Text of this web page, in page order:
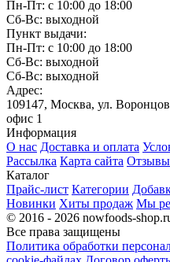
Пн-Пт: с 10:00 до 18:00
Сб-Вс: выходной
Пункт выдачи:
Пн-Пт: с 10:00 до 18:00
Сб-Вс: выходной
Сб-Вс: выходной
Адрес:
109147, Москва, ул.
офис 1
Информация
О нас Доставка и оплата
Рассылка Карта сайта Отзывы
Каталог
Прайс-лист Категории
Новинки Хиты продаж Мы
© 2016 - 2026 nowfoods-
Все права защищены
Политика обработки